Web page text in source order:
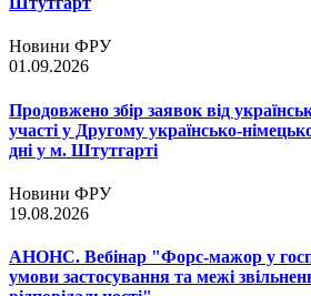
Новини ФРУ
01.09.2026
Продовжено збір заявок від
участі у Другому українсько-
дні у м. Штутгарті
Новини ФРУ
19.08.2026
АНОНС. Вебінар "Форс-мажор у
умови застосування та межі